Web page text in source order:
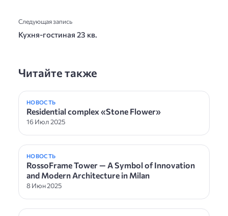
Следующая запись
Кухня-гостиная 23 кв.
Читайте также
НОВОСТЬ
Residential complex «Stone Flower»
16 Июл 2025
НОВОСТЬ
RossoFrame Tower — A Symbol of Innovation
and Modern Architecture in Milan
8 Июн 2025